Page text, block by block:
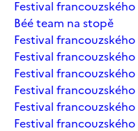
Festival
Béé team na stopě
Festival
Festival
Festival
Festival
Festival
Festival